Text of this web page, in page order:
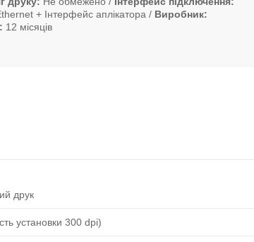
+ Інтерфейс аплікатора
Виробник
12 місяців
друк
установки 300 dpi)